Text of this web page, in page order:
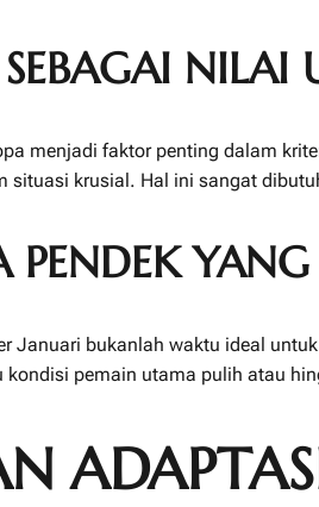
NILAI
menjadi faktor penting dalam
situasi krusial. Hal ini sangat
PENDEK
Januari bukanlah waktu ideal
pemain utama pulih atau